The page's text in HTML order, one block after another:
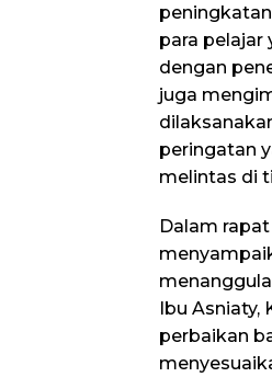
para pelajar
dengan
juga
peringatan
melintas di
Dalam
Ibu Asniaty,
perbaikan